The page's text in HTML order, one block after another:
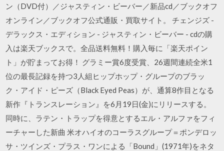
ン（DVD付）／ジャスティン・ビーバー／新品cd／ブックオフ
オンライン／ブックオフ公式通販・買取サイト。 チェンジズ -
デラックス・エディション - ジャスティン・ビーバー - cdの購
入は楽天ブックスで。全品送料無料！購入毎に「楽天ポイン
ト」が貯まってお得！ グラミー賞6度受賞、26週間連続全米1
位の最長記録を持つ3人組ヒップホップ・グループのブラッ
ク・アイド・ピーズ（Black Eyed Peas）が、通算8作目となる
新作『トランスレーション』を6月19日(金)にリリースする。
同時に、ラテン・トラップを得意とするエル・アルファをフィ
ーチャーした新曲 米オハイオのコーラスグループ＝ポンデロッ
サ・ツインズ・プラス・ワンによる「Bound」(1971年)をネタ